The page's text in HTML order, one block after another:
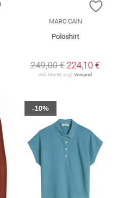
ZUR WUNSCHLISTE HINZUFÜGEN
ZUR
MARC CAIN
Poloshirt
249,00 € 224,10 €
inkl. MwSt. zzgl. Versand
-10%